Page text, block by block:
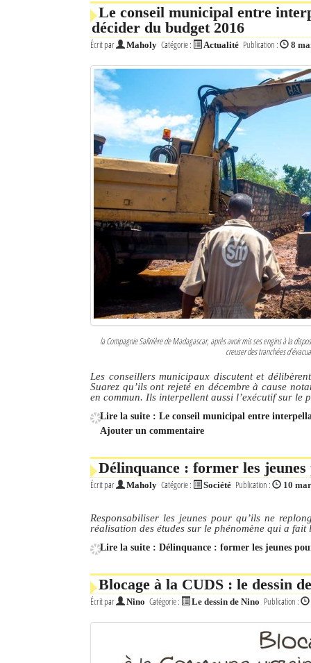
Connexion
Identifiant oublié ?
Mot de passe oublié ?
Le conseil municipal entre
décider du budget 2016
Écrit par Maholy Catégorie : Actualité Publication : 8
la Compagnie Salinière de Madagascar, après avoir mis ses engins à la
creuser des tranchées
Les conseillers municipaux discutent et
Suarez qu’ils ont rejeté en décembre à cause
en commun. Ils interpellent aussi l’exécutif sur le
Lire la suite : Le conseil municipal entre
Ajouter un commentaire
Délinquance : former les
Écrit par Maholy Catégorie : Société Publication : 10
Responsabiliser les jeunes pour qu’ils ne
réalisation des études sur le phénomène qui a
Lire la suite : Délinquance : former les jeunes
Blocage à la CUDS : le dessin
Écrit par Nino Catégorie : Le dessin de Nino Publication :